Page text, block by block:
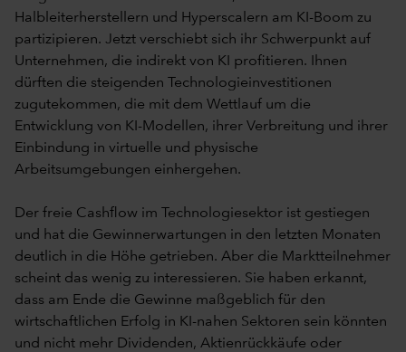
Halbleiterherstellern und Hyperscalern am KI-Boom zu
partizipieren. Jetzt verschiebt sich ihr Schwerpunkt auf
Unternehmen, die indirekt von KI profitieren. Ihnen
dürften die steigenden Technologieinvestitionen
zugutekommen, die mit dem Wettlauf um die
Entwicklung von KI-Modellen, ihrer Verbreitung und ihrer
Einbindung in virtuelle und physische
Arbeitsumgebungen einhergehen.
Der freie Cashflow im Technologiesektor ist gestiegen
und hat die Gewinnerwartungen in den letzten Monaten
deutlich in die Höhe getrieben. Aber die Marktteilnehmer
scheint das wenig zu interessieren. Sie haben erkannt,
dass am Ende die Gewinne maßgeblich für den
wirtschaftlichen Erfolg in KI-nahen Sektoren sein könnten
und nicht mehr Dividenden, Aktienrückkäufe oder